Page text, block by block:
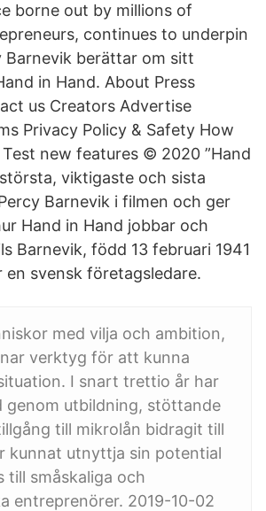
borne out by millions of
continues to underpin
Barnevik berättar om sitt
in Hand. About Press
us Creators Advertise
Privacy Policy & Safety How
new features © 2020 ”Hand
viktigaste och sista
Barnevik i filmen och ger
Hand in Hand jobbar och
Barnevik, född 13 februari 1941
en svensk företagsledare.
med vilja och ambition,
verktyg för att kunna
I snart trettio år har
genom utbildning, stöttande
till mikrolån bidragit till
kunnat utnyttja sin potential
till småskaliga och
entreprenörer. 2019-10-02